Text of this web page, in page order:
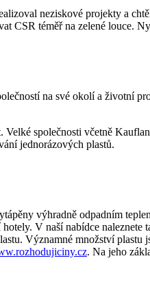
neziskové projekty a
CSR téměř na zelené louce.
na své okolí a životní
společnosti včetně
jednorázových plastů.
výhradně odpadním
V naší nabídce
Významné množství
. Na jeho